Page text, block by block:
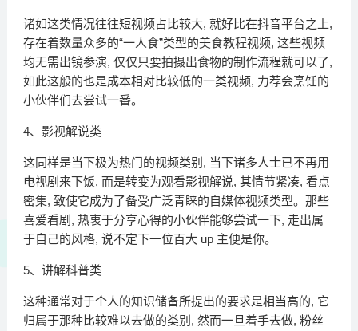
诸如这类情况往往短视频占比较大, 就好比在抖音平台之上,
存在着数量众多的“一人食”类型的美食教程视频, 这些视频
均无需出镜参演, 仅仅只要拍摄出食物的制作流程就可以了,
如此这般的也是成本相对比较低的一类视频, 力荐会烹饪的
小伙伴们去尝试一番。
4、影视解说类
这同样是当下极为热门的视频类别, 当下诸多人士已不再用
电视剧来下饭, 而是转变为观看影视解说, 其情节紧凑, 看点
密集, 致使它成为了备受广泛青睐的自媒体视频类型。那些
喜爱看剧, 热衷于分享心得的小伙伴能够尝试一下, 走出属
于自己的风格, 说不定下一位百大 up 主便是你。
5、讲解科普类
这种通常对于个人的知识储备所提出的要求是相当高的, 它
归属于那种比较难以去做的类别, 然而一旦着手去做, 粉丝